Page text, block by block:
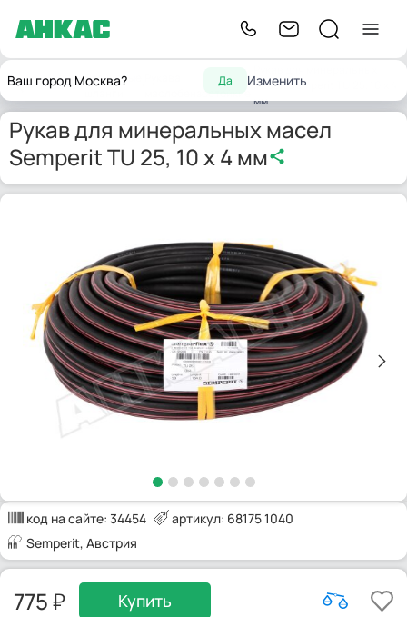
Ваш город Москва? Да Изменить
ГлавнаяРезиновые
масел Semperit TU 25, 10 x 4
мм
Рукав для минеральных масел
Semperit TU 25, 10 x 4 мм
код на сайте: 34454
артикул: 68175 1040
Semperit, Австрия
775 Купить